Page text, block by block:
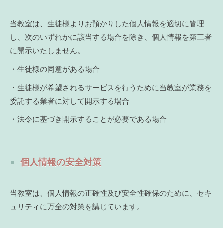
当教室は、生徒様よりお預かりした個人情報を適切に管理
し、次のいずれかに該当する場合を除き、個人情報を第三者
に開示いたしません。
・生徒様の同意がある場合
・生徒様が希望されるサービスを行うために当教室が業務を
委託する業者に対して開示する場合
・法令に基づき開示することが必要である場合
個人情報の安全対策
当教室は、個人情報の正確性及び安全性確保のために、セキ
ュリティに万全の対策を講じています。